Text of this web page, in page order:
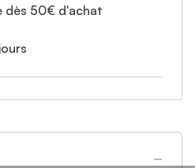
dès 50€ d'achat